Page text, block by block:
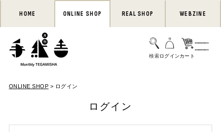
HOME ONLINE SHOP REAL SHOP WEBZINE
ONLINE SHOP ログイン
ログイン